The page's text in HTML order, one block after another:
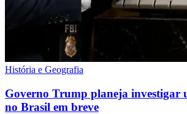
História e Geografia
Governo Trump planeja investigar
no Brasil em breve